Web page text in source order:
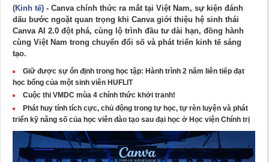
(Kinh tế) - Canva chính thức ra mắt tại Việt Nam, sự kiện đánh
dấu bước ngoặt quan trọng khi Canva giới thiệu hệ sinh thái
Canva AI 2.0 đột phá, cùng lộ trình đầu tư dài hạn, đồng hành
cùng Việt Nam trong chuyển đổi số và phát triển kinh tế sáng
tạo.
Giữ được sự ổn định trong học tập: Hành trình 2 năm liên tiếp đạt
học bổng của một sinh viên HUFLIT
Cuộc thi VMDC mùa 4 chính thức khởi tranh!
Phát huy tính tích cực, chủ động trong tự học, tự rèn luyện và phát
triển kỹ năng số của học viên đào tạo sau đại học ở Học viện Chính trị